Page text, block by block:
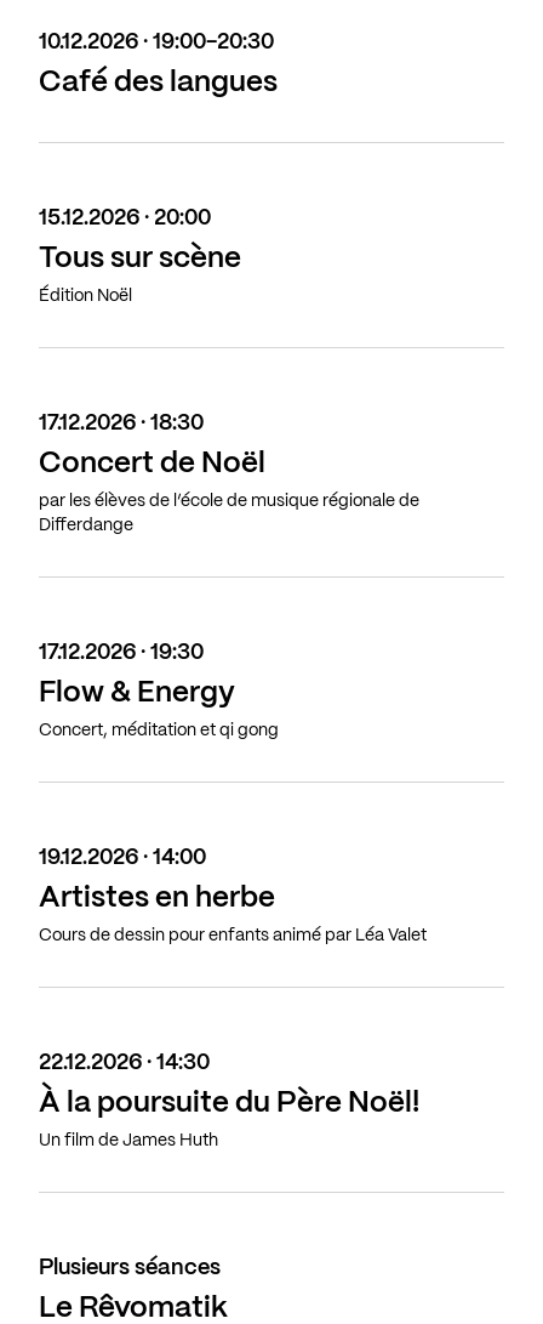
10.12.2026 · 19:00-20:30
Café des langues
15.12.2026 · 20:00
Tous sur scène
Édition Noël
17.12.2026 · 18:30
Concert de Noël
par les élèves de l’école de musique régionale de
Differdange
17.12.2026 · 19:30
Flow & Energy
Concert, méditation et qi gong
19.12.2026 · 14:00
Artistes en herbe
Cours de dessin pour enfants animé par Léa Valet
22.12.2026 · 14:30
À la poursuite du Père Noël!
Un film de James Huth
Plusieurs séances
Le Rêvomatik